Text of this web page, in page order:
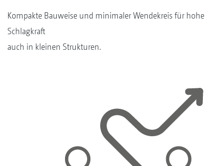
Kompakte Bauweise und minimaler Wendekreis für hohe
Schlagkraft
auch in kleinen Strukturen.